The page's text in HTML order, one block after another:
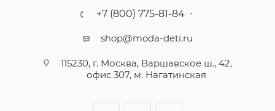
+7 (800) 775-81-84
shop@moda-deti.ru
115230, г. Москва, Варшавское ш., 42,
офис 307, м. Нагатинская